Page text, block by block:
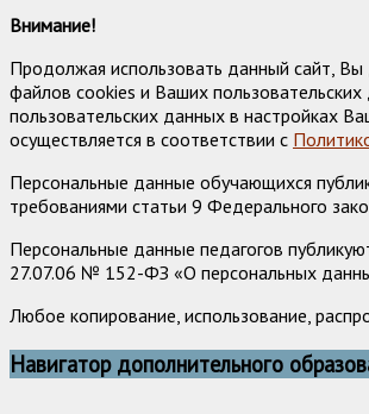
Внимание!
Продолжая использовать данный сайт,
файлов cookies и Ваших
пользовательских данных в настройках
осуществляется в соответствии с
Персональные данные обучающихся
требованиями статьи 9 Федерального
Персональные данные педагогов
27.07.06 № 152-ФЗ «О персональных
Любое копирование, использование,
Навигатор дополнительного